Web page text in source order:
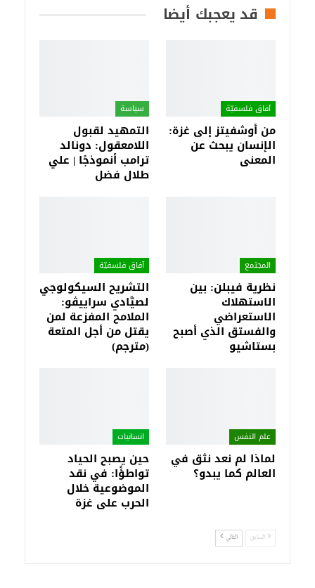
قد يعجبك أيضا
آفاق فلسفيّة‎
من أوشفيتز إلى غزة:
الإنسان يبحث عن
المعنى
سياسة
التمهيد لقبول
اللامعقول: دونالد
ترامب أنموذجًا | علي
طلال فضل
المجتمع
نظرية فيبلن: بين
الاستهلاك
الاستعراضي
والفستق الذي أصبح
بستاشيو
آفاق فلسفيّة‎
التشريح السيكولوجي
لصيَّادي سراييڤو:
الملامح المفزعة لمن
يقتل من أجل المتعة
(مترجم)
علم النفس
لماذا لم نعد نثق في
العالم كما يبدو؟
انسانيات
حين يصبح الحياد
تواطؤًا: في نقد
الموضوعية خلال
الحرب على غزة
السابق التالي